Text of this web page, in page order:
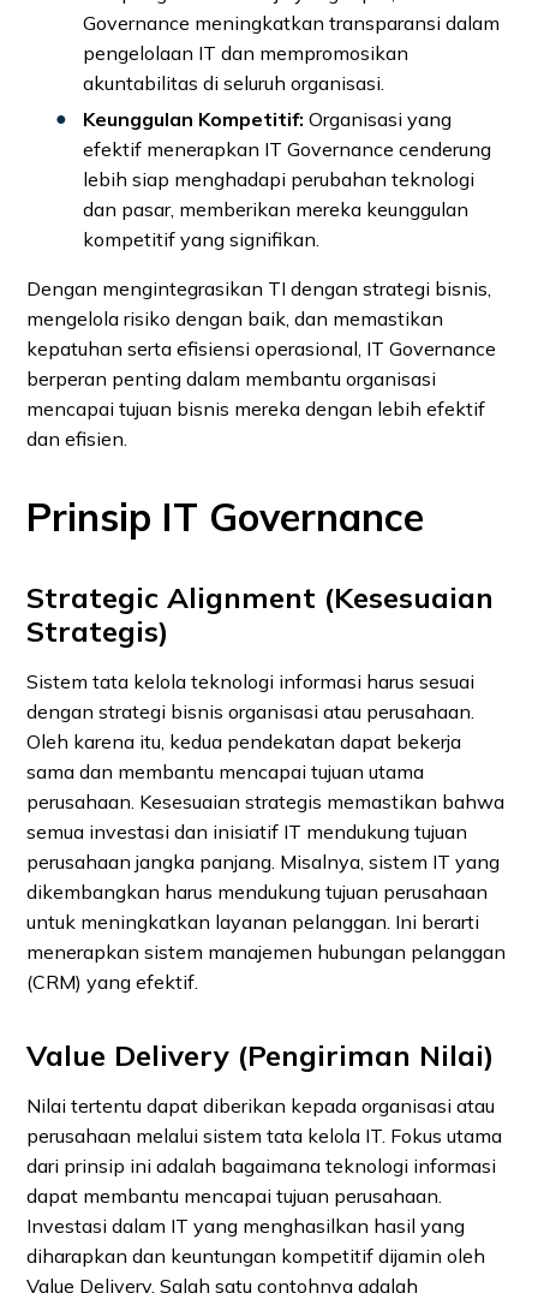
Governance meningkatkan transparansi dalam
pengelolaan IT dan mempromosikan
akuntabilitas di seluruh organisasi.
Keunggulan Kompetitif: Organisasi yang
efektif menerapkan IT Governance cenderung
lebih siap menghadapi perubahan teknologi
dan pasar, memberikan mereka keunggulan
kompetitif yang signifikan.
Dengan mengintegrasikan TI dengan strategi bisnis,
mengelola risiko dengan baik, dan memastikan
kepatuhan serta efisiensi operasional, IT Governance
berperan penting dalam membantu organisasi
mencapai tujuan bisnis mereka dengan lebih efektif
dan efisien.
Prinsip IT Governance
Strategic Alignment (Kesesuaian
Strategis)
Sistem tata kelola teknologi informasi harus sesuai
dengan strategi bisnis organisasi atau perusahaan.
Oleh karena itu, kedua pendekatan dapat bekerja
sama dan membantu mencapai tujuan utama
perusahaan. Kesesuaian strategis memastikan bahwa
semua investasi dan inisiatif IT mendukung tujuan
perusahaan jangka panjang. Misalnya, sistem IT yang
dikembangkan harus mendukung tujuan perusahaan
untuk meningkatkan layanan pelanggan. Ini berarti
menerapkan sistem manajemen hubungan pelanggan
(CRM) yang efektif.
Value Delivery (Pengiriman Nilai)
Nilai tertentu dapat diberikan kepada organisasi atau
perusahaan melalui sistem tata kelola IT. Fokus utama
dari prinsip ini adalah bagaimana teknologi informasi
dapat membantu mencapai tujuan perusahaan.
Investasi dalam IT yang menghasilkan hasil yang
diharapkan dan keuntungan kompetitif dijamin oleh
Value Delivery. Salah satu contohnya adalah